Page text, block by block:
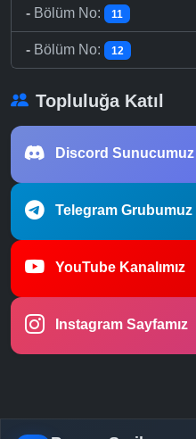
- Bölüm No: 11
- Bölüm No: 12
Topluluğa Katıl
Discord Sunucumuz
Telegram Grubumuz
YouTube Kanalımız
Instagram Sayfamız